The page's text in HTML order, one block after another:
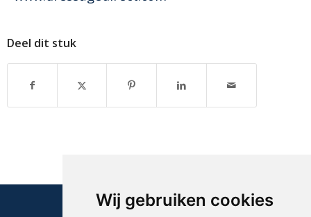
Wij gebruiken cookies
Deel dit stuk